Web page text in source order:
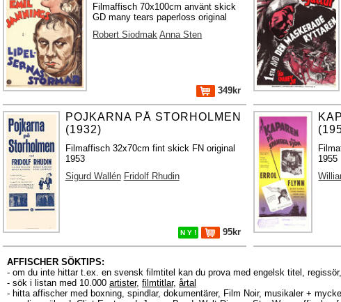
Filmaffisch 70x100cm använt skick
GD many tears paperloss original
Robert Siodmak Anna Sten
349kr
POJKARNA PÅ STORHOLMEN
(1932)
Filmaffisch 32x70cm fint skick FN original
1953
Sigurd Wallén Fridolf Rhudin
N Y ! 95kr
1955
AFFISCHER SÖKTIPS:
- om du inte hittar t.ex. en svensk filmtitel kan du prova med engelsk titel,
- sök i listan med 10.000 artister, filmtitlar, årtal
- hitta affischer med boxning, spindlar, dokumentärer, Film Noir, musikaler +